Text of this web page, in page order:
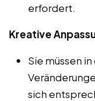
erfordert.
Kreative
Sie müssen
sich